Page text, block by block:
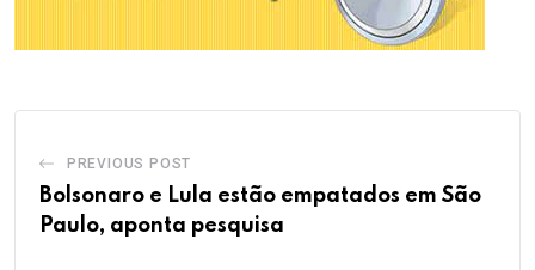
PREVIOUS POST
Bolsonaro e Lula estão empatados em São
Paulo, aponta pesquisa